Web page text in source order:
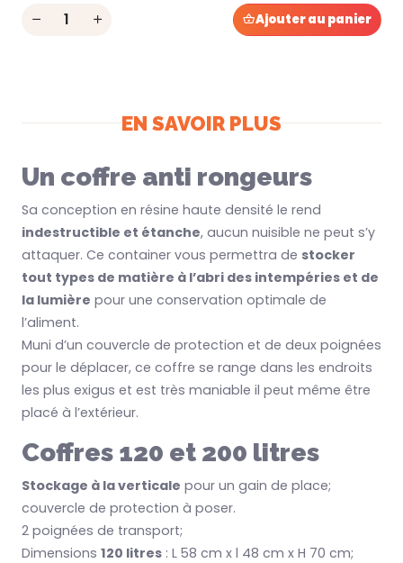
Quantity Ajouter au panier
EN SAVOIR PLUS
Un coffre anti rongeurs
Sa conception en résine haute densité le rend
indestructible et étanche, aucun nuisible ne peut s’y
attaquer. Ce container vous permettra de stocker
tout types de matière à l’abri des intempéries et de
la lumière pour une conservation optimale de
l’aliment.
Muni d’un couvercle de protection et de deux poignées
pour le déplacer, ce coffre se range dans les endroits
les plus exigus et est très maniable il peut même être
placé à l’extérieur.
Coffres 120 et 200 litres
Stockage à la verticale pour un gain de place;
couvercle de protection à poser.
2 poignées de transport;
Dimensions 120 litres : L 58 cm x l 48 cm x H 70 cm;